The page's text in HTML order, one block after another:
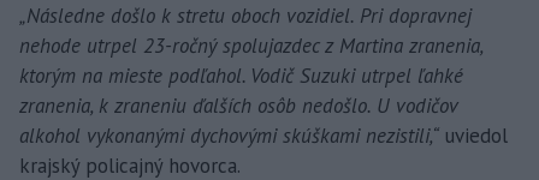
„Následne došlo k stretu oboch vozidiel. Pri dopravnej
nehode utrpel 23-ročný spolujazdec z Martina zranenia,
ktorým na mieste podľahol. Vodič Suzuki utrpel ľahké
zranenia, k zraneniu ďalších osôb nedošlo. U vodičov
alkohol vykonanými dychovými skúškami nezistili,“ uviedol
krajský policajný hovorca.